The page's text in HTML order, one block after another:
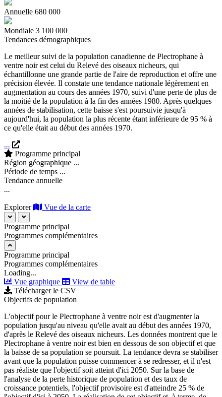
Annuelle 680 000
Mondiale 3 100 000
Tendances démographiques
Le meilleur suivi de la population canadienne de Plectrophane à
ventre noir est celui du Relevé des oiseaux nicheurs, qui
échantillonne une grande partie de l'aire de reproduction et offre une
précision élevée. Il constate une tendance nationale légèrement en
augmentation au cours des années 1970, suivi d'une perte de plus de
la moitié de la population à la fin des années 1980. Après quelques
années de stabilisation, cette baisse s'est poursuivie jusqu'à
aujourd'hui, la population la plus récente étant inférieure de 95 % à
ce qu'elle était au début des années 1970.
...
Programme principal
Région géographique ...
Période de temps ...
Tendance annuelle
...
Explorer Vue de la carte
Programme principal
Programmes complémentaires
Programme principal
Programmes complémentaires
Loading...
Vue graphique
View de table
Télécharger le CSV
Objectifs de population
L'objectif pour le Plectrophane à ventre noir est d'augmenter la
population jusqu'au niveau qu'elle avait au début des années 1970,
d'après le Relevé des oiseaux nicheurs. Les données montrent que le
Plectrophane à ventre noir est bien en dessous de son objectif et que
la baisse de sa population se poursuit. La tendance devra se stabiliser
avant que la population puisse commencer à se redresser, et il n'est
pas réaliste que l'objectif soit atteint d'ici 2050. Sur la base de
l'analyse de la perte historique de population et des taux de
croissance potentiels, l'objectif provisoire est d'atteindre 25 % de